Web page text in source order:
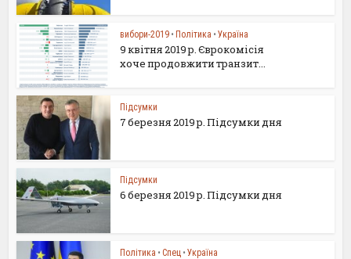
вибори-2019 • Політика • Україна
9 квітня 2019 р. Єврокомісія
хоче продовжити транзит...
Підсумки
7 березня 2019 р. Підсумки дня
Підсумки
6 березня 2019 р. Підсумки дня
Політика • Спец • Україна